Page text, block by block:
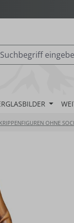
KRIPPENFIGUREN OHNE